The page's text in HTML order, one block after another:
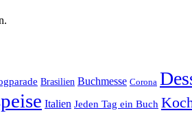
Brasilien Buchmesse Corona
Italien Jeden Tag ein Buch